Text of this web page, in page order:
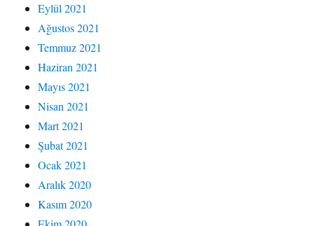
Eylül 2021
Ağustos 2021
Temmuz 2021
Haziran 2021
Mayıs 2021
Nisan 2021
Mart 2021
Şubat 2021
Ocak 2021
Aralık 2020
Kasım 2020